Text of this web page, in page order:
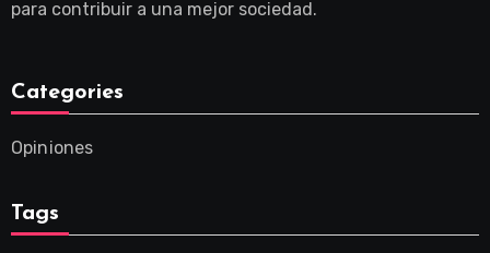
para contribuir a una mejor sociedad.
Categories
Opiniones
Tags